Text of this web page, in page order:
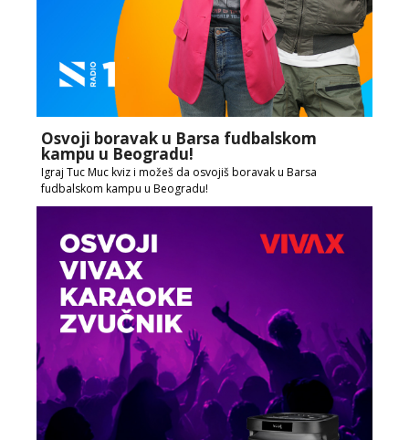
Osvoji boravak u Barsa fudbalskom
kampu u Beogradu!
Igraj Tuc Muc kviz i možeš da osvojiš boravak u Barsa
fudbalskom kampu u Beogradu!